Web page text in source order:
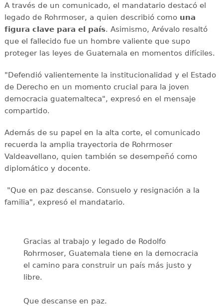
A través de un comunicado, el mandatario destacó el
legado de Rohrmoser, a quien describió comouna
figura clave para el país. Asimismo, Arévalo resaltó
que el fallecido fue un hombre valiente que supo
proteger las leyes de Guatemala en momentos difíciles.
"Defendió valientemente la institucionalidad y el Estado
de Derecho en un momento crucial para la joven
democracia guatemalteca", expresó en el mensaje
compartido.
Además de su papel en la alta corte, el comunicado
recuerda la amplia trayectoria de Rohrmoser
Valdeavellano, quien también se desempeñó como
diplomático y docente.
"Que en paz descanse. Consuelo y resignación a la
familia", expresó el mandatario.
Gracias al trabajo y legado de Rodolfo
Rohrmoser, Guatemala tiene en la democracia
el camino para construir un país más justo y
libre.
Que descanse en paz.